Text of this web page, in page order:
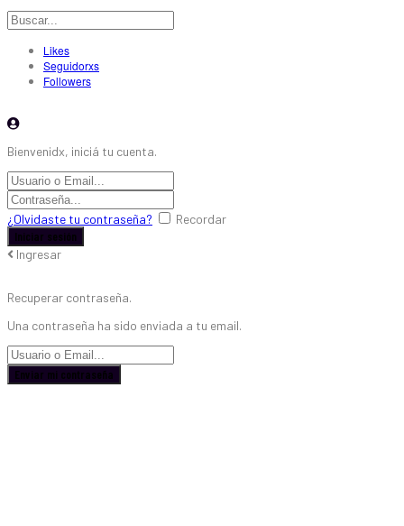
Likes
Seguidorxs
Followers
Bienvenidx, iniciá tu cuenta.
¿Olvidaste tu contraseña? Recordar
Ingresar
Recuperar contraseña.
Una contraseña ha sido enviada a tu email.